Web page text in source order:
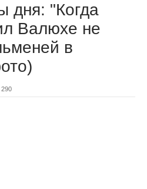
дня: "Когда
Валюхе не
в
290